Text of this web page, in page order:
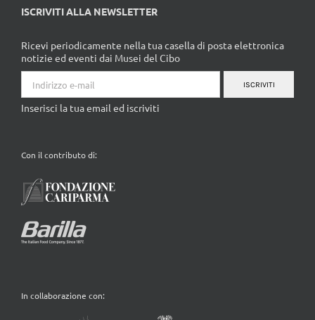
ISCRIVITI ALLA NEWSLETTER
Ricevi periodicamente nella tua casella di posta elettronica
notizie ed eventi dai Musei del Cibo
ISCRIVITI
Inserisci la tua email ed iscriviti
Con il contributo di:
In collaborazione con: